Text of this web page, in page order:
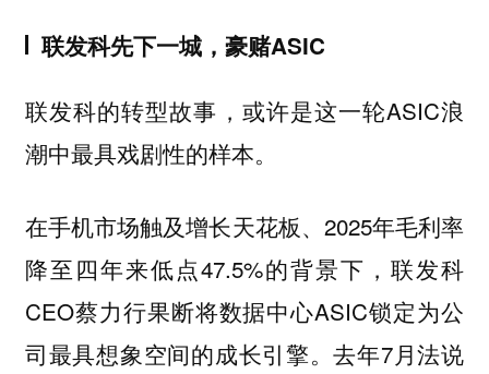
联发科先下一城，豪赌ASIC
联发科的转型故事，或许是这一轮ASIC浪
潮中最具戏剧性的样本。
在手机市场触及增长天花板、2025年毛利率
降至四年来低点47.5%的背景下，联发科
CEO蔡力行果断将数据中心ASIC锁定为公
司最具想象空间的成长引擎。去年7月法说